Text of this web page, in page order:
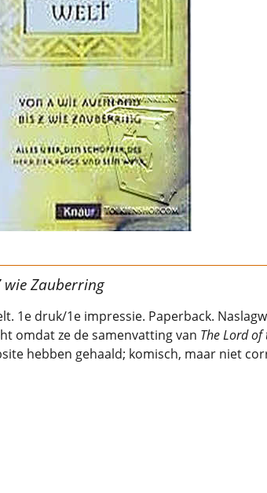
wie Zauberring
1e druk/1e impressie. Paperback.
omdat ze de samenvatting van The Lord of
hebben gehaald; komisch, maar niet